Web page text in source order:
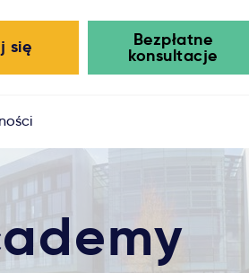
Bezpłatne
konsultacje
się